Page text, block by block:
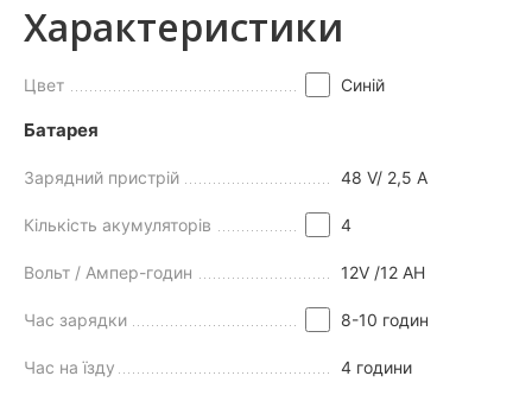
Характеристики
Цвет Синій
Батарея
Зарядний пристрій 48 V/ 2,5 A
Кількість акумуляторів 4
Вольт / Ампер-годин 12V /12 AH
Час зарядки 8-10 годин
Час на їзду 4 години